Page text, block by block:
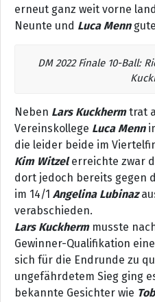
erneut ganz weit vorne
Neunte und Luca Menn
DM 2022 Finale 10-Ball:
Neben Lars Kuckhermtrat
Vereinskollege Luca Menn
die leider beide im
Kim Witzelerreichte zwar
dort jedoch bereits gegen
im 14/1 Angelina Lubinaz
verabschieden.
Lars Kuckherm musste
Gewinner-Qualifikation
sich für die Endrunde zu
ungefährdetem Sieg ging
bekannte Gesichter wie